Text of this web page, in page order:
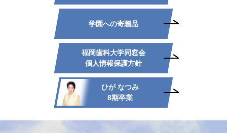
学園への寄贈品
福岡歯科大学同窓会
個人情報保護方針
ひが なつみ
8期卒業